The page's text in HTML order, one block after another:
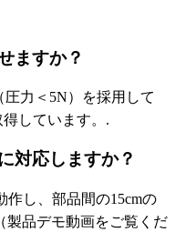
ますか？
力＜5N）を採用して
しています。.
対応しますか？
し、部品間の15cmの
製品デモ動画をご覧くだ